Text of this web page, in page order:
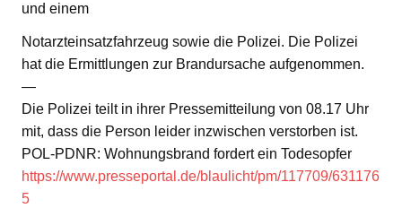
und einem
Notarzteinsatzfahrzeug sowie die Polizei. Die Polizei
hat die Ermittlungen zur Brandursache aufgenommen.
—
Die Polizei teilt in ihrer Pressemitteilung von 08.17 Uhr
mit, dass die Person leider inzwischen verstorben ist.
POL-PDNR: Wohnungsbrand fordert ein Todesopfer
https://www.presseportal.de/blaulicht/pm/117709/631176
5